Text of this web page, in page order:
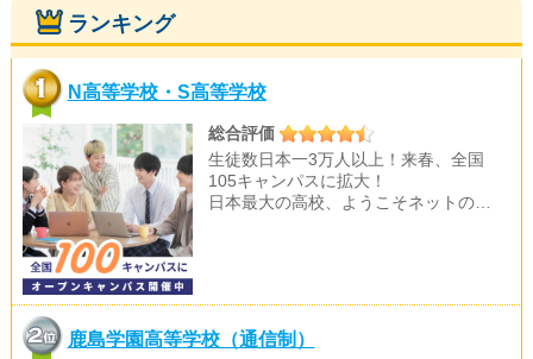
ランキング
N高等学校・S高等学校
総合評価
生徒数日本一3万人以上！来春、全国
105キャンパスに拡大！
日本最大の高校、ようこそネットの…
鹿島学園高等学校（通信制）